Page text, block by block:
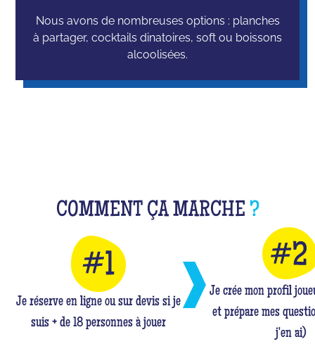
Nous avons de nombreuses options : planches
à partager, cocktails dinatoires, soft ou boissons
alcoolisées.
COMMENT ÇA MARCHE ?
Je réserve en ligne ou sur devis si je
suis + de 18 personnes à jouer
Je crée mon profil
et prépare mes
j'en ai)